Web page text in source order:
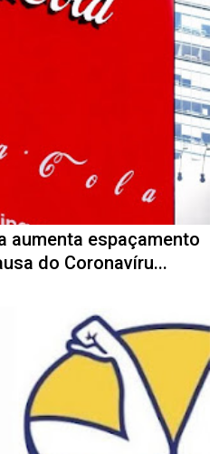
aumenta espaçamento
do Coronavíru...